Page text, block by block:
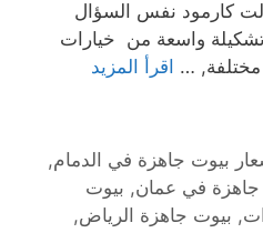
كارمود نفس السؤال
واسعة من خيارات
مختلفة, … اقرأ المزيد
بيوت جاهزة في الدمام,
جاهزة في عمان, بيوت
, بيوت جاهزة الرياض ,